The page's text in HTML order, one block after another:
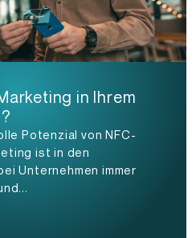
in Ihrem
Potenzial von NFC-
ist in den
Unternehmen immer